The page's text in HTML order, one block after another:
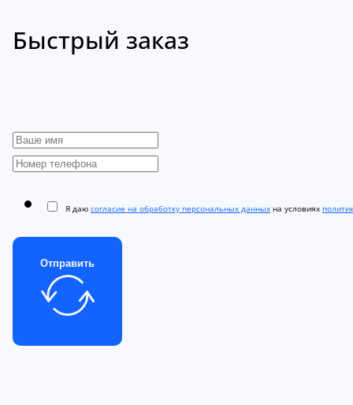
Быстрый заказ
Я даю согласие на обработку персональных данных на условиях
Отправить